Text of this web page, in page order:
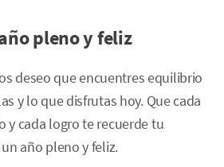
pleno y feliz
deseo que encuentres equilibrio
y lo que disfrutas hoy. Que cada
y cada logro te recuerde tu
año pleno y feliz.